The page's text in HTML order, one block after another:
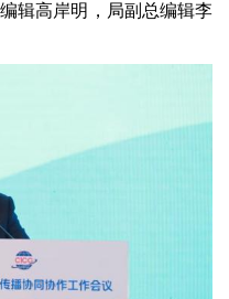
辑高岸明，局副总编辑李